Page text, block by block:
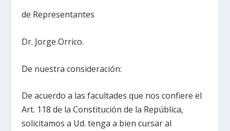
de Representantes
Dr. Jorge Orrico.
De nuestra consideración:
De acuerdo a las facultades que nos confiere el
Art. 118 de la Constitución de la República,
solicitamos a Ud. tenga a bien cursar al